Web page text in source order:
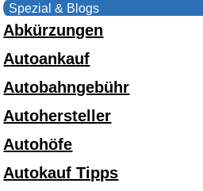
Spezial & Blogs
Abkürzungen
Autoankauf
Autobahngebühr
Autohersteller
Autohöfe
Autokauf Tipps